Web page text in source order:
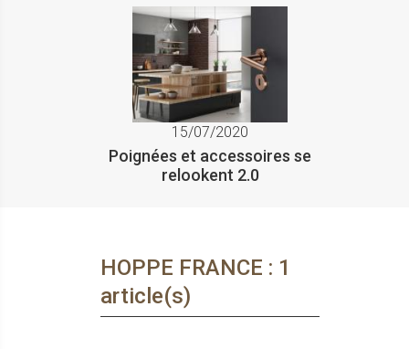
15/07/2020
Poignées et accessoires se
relookent 2.0
HOPPE FRANCE : 1
article(s)